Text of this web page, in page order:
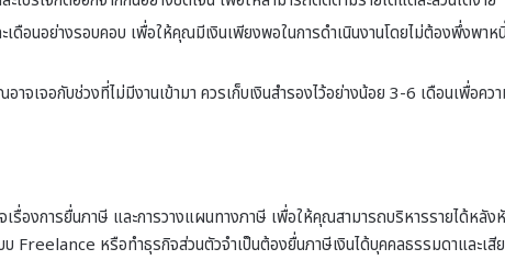
เดือนอย่างรอบคอบ เพื่อให้คุณมีเงินเพียงพอในการดำเนินงานโดยไม่ต้องพึ่งพาห
าจเจอกับช่วงที่ไม่มีงานเข้ามา ควรเก็บเงินสำรองไว้อย่างน้อย 3-6 เดือนเพื่อคว
รื่องการยื่นภาษี และการวางแผนทางภาษี เพื่อให้คุณสามารถบริหารรายได้หลัง
บ Freelance หรือทำธุรกิจส่วนตัวจำเป็นต้องยื่นภาษีเงินได้บุคคลธรรมดาและเสีย